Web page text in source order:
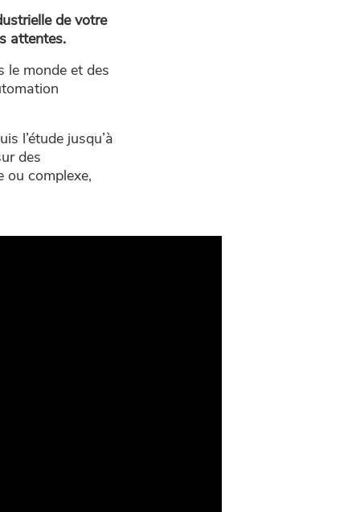
de votre
attentes.
le monde et des
l’étude jusqu’à
des
ou complexe,